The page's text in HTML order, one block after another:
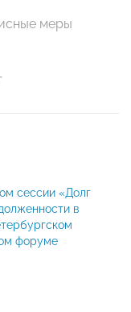
меры
сессии «Долг
в
форуме